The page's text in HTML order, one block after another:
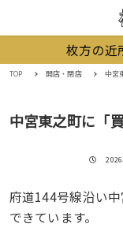
枚方の近
TOP 開店・閉店 中宮
中宮東之町に「
投稿
府道144号線沿い
できています。